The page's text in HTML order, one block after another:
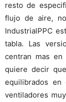
resto de
flujo de aire,
IndustrialPPC
tabla. Las
centran mas
quiere decir
equilibrados
ventiladores